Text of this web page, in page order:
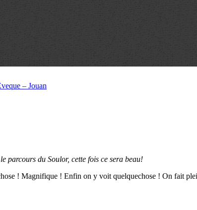
– Jouan
parcours du Soulor, cette fois ce sera beau!
! Magnifique ! Enfin on y voit quelquechose ! On fait